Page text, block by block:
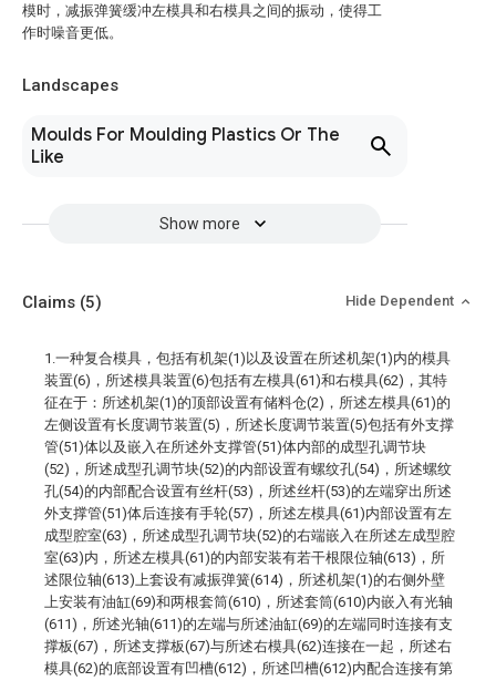
模时，减振弹簧缓冲左模具和右模具之间的振动，使得工
作时噪音更低。
Landscapes
Moulds For Moulding Plastics Or The
Like
Show more
Claims (5) Hide Dependent
1.一种复合模具，包括有机架(1)以及设置在所述机架(1)内的模具
装置(6)，所述模具装置(6)包括有左模具(61)和右模具(62)，其特
征在于：所述机架(1)的顶部设置有储料仓(2)，所述左模具(61)的
左侧设置有长度调节装置(5)，所述长度调节装置(5)包括有外支撑
管(51)体以及嵌入在所述外支撑管(51)体内部的成型孔调节块
(52)，所述成型孔调节块(52)的内部设置有螺纹孔(54)，所述螺纹
孔(54)的内部配合设置有丝杆(53)，所述丝杆(53)的左端穿出所述
外支撑管(51)体后连接有手轮(57)，所述左模具(61)内部设置有左
成型腔室(63)，所述成型孔调节块(52)的右端嵌入在所述左成型腔
室(63)内，所述左模具(61)的内部安装有若干根限位轴(613)，所
述限位轴(613)上套设有减振弹簧(614)，所述机架(1)的右侧外壁
上安装有油缸(69)和两根套筒(610)，所述套筒(610)内嵌入有光轴
(611)，所述光轴(611)的左端与所述油缸(69)的左端同时连接有支
撑板(67)，所述支撑板(67)与所述右模具(62)连接在一起，所述右
模具(62)的底部设置有凹槽(612)，所述凹槽(612)内配合连接有第